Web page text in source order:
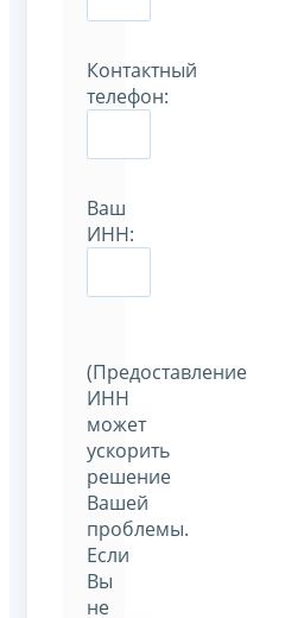
Контактный
телефон:
Ваш
ИНН:
(Предоставление
ИНН
может
ускорить
решение
Вашей
проблемы.
Если
Вы
не